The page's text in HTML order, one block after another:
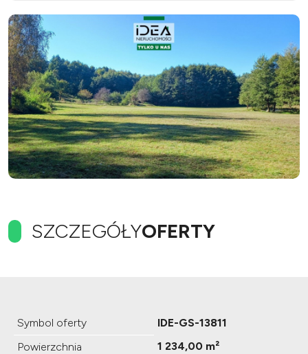
SZCZEGÓŁYOFERTY
Symbol oferty
IDE-GS-13811
Powierzchnia
1 234,00 m²